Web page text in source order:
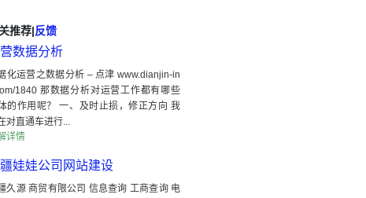
推荐|反馈
数据分析
化运营之数据分析 – 点津 www.dianjin-in
1840 那数据分析对运营工作都有哪些
的作用呢？ 一、及时止损，修正方向 我
对直通车进行...
详情
娃娃公司网站建设
久源 商贸有限公司 信息查询 工商查询 电